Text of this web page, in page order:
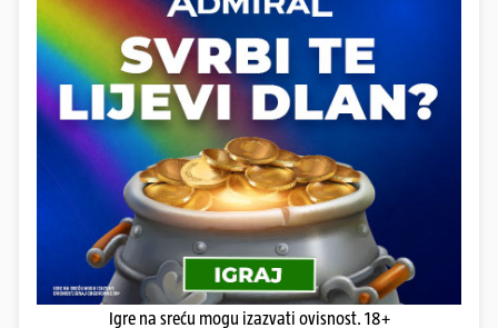
Igre na sreću mogu izazvati ovisnost. 18+